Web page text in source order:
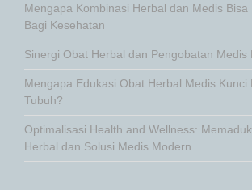
Mengapa Kombinasi Herbal dan Medis Bisa
Bagi Kesehatan
Sinergi Obat Herbal dan Pengobatan Medis
Mengapa Edukasi Obat Herbal Medis Kunci
Tubuh?
Optimalisasi Health and Wellness:
Herbal dan Solusi Medis Modern